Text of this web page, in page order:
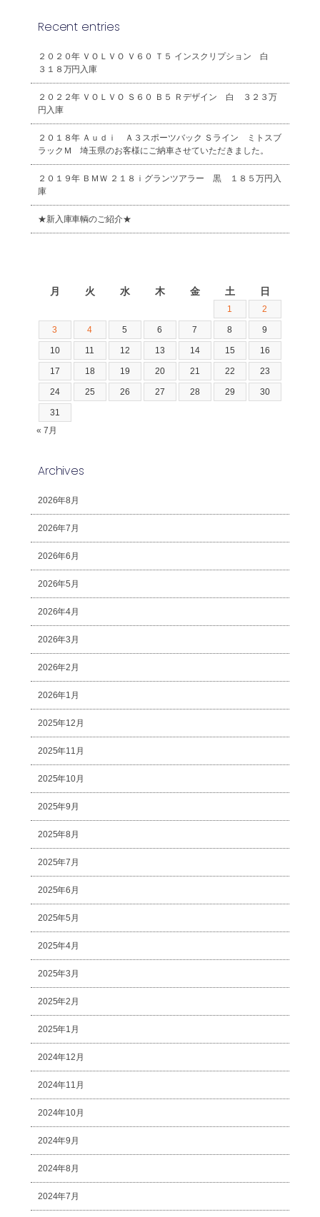
Recent entries
２０２０年 ＶＯＬＶＯ Ｖ６０ Ｔ５ インスクリプション 白
３１８万円入庫
２０２２年 ＶＯＬＶＯ Ｓ６０ Ｂ５ Ｒデザイン 白 ３２３万
円入庫
２０１８年 Ａｕｄｉ Ａ３スポーツバック Ｓライン ミトスブ
ラックＭ 埼玉県のお客様にご納車させていただきました。
２０１９年 ＢＭＷ ２１８ｉグランツアラー 黒 １８５万円入
庫
★新入庫車輌のご紹介★
月 火 水 木 金 土 日
1 2
3 4 5 6 7 8 9
10 11 12 13 14 15 16
17 18 19 20 21 22 23
24 25 26 27 28 29 30
31
« 7月
Archives
2026年8月
2026年7月
2026年6月
2026年5月
2026年4月
2026年3月
2026年2月
2026年1月
2025年12月
2025年11月
2025年10月
2025年9月
2025年8月
2025年7月
2025年6月
2025年5月
2025年4月
2025年3月
2025年2月
2025年1月
2024年12月
2024年11月
2024年10月
2024年9月
2024年8月
2024年7月